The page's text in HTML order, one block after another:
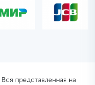
представленная на